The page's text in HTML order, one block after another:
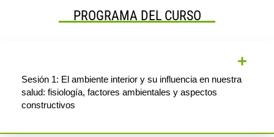
PROGRAMA DEL CURSO
Sesión 1: El ambiente interior y su influencia en nuestra
salud: fisiología, factores ambientales y aspectos
constructivos